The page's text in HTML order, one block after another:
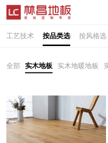
工艺技术 按品类选 按风格选
全部 实木地板 实木地暖地板